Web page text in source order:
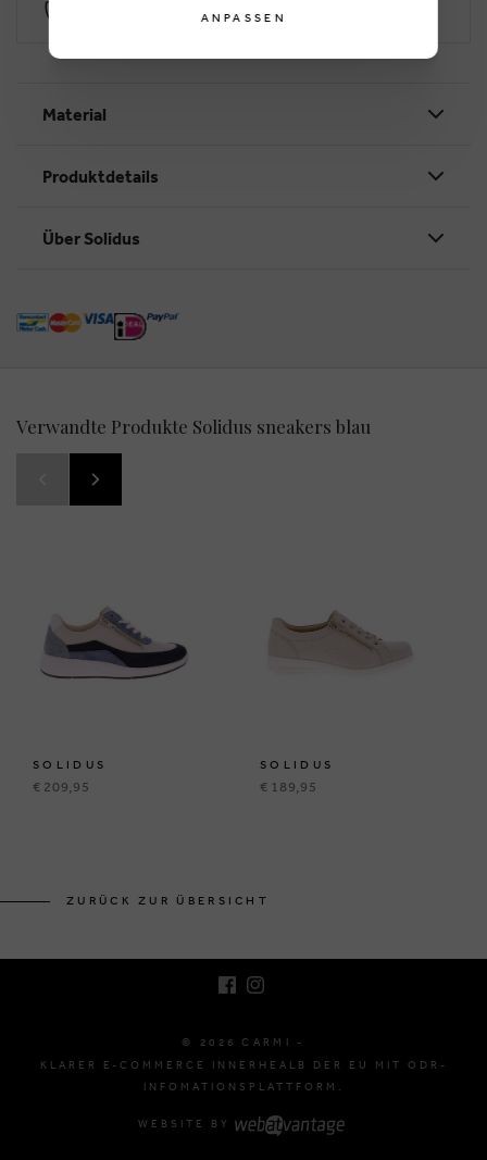
Sichere Zahlung durch Worldline
Material
Produktdetails
Über Solidus
Verwandte Produkte Solidus sneakers blau
SOLIDUS
€ 209,95
SOLIDUS
€ 189,95
ZURÜCK ZUR ÜBERSICHT
© 2026 CARMI -
KLARER E-COMMERCE INNERHEALB DER EU MIT ODR-
INFOMATIONSPLATTFORM.
WEBSITE BY
ANPASSEN